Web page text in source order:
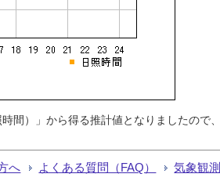
間）」から得る推計値となりましたので
へ よくある質問（FAQ） 気象観